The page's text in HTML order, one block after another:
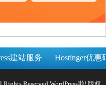
建站服务 Hostinger优惠